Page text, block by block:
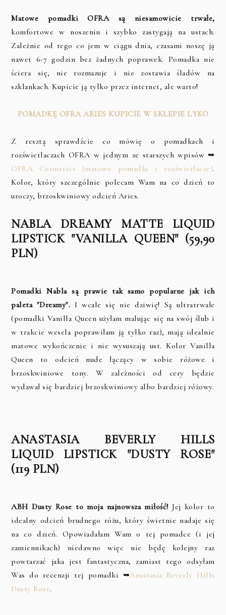
Matowe pomadki OFRA są niesamowicie trwałe,
komfortowe w noszeniu i szybko zastygają na ustach.
Zależnie od tego co jem w ciągu dnia, czasami noszę ją
nawet 6-7 godzin bez żadnych poprawek. Pomadka nie
ściera się, nie rozmazuje i nie zostawia śladów na
szklankach. Kupicie ją tylko przez internet, ale warto!
POMADKĘ OFRA ARIES KUPICIE W SKLEPIE LYKO
Z resztą sprawdźcie co mówię o pomadkach i
rozświetlaczach OFRA w jednym ze starszych wpisów ➥
OFRA Cosmetics (matowe pomadki i rozświetlacze).
Kolor, który szczególnie polecam Wam na co dzień to
uroczy, brzoskwiniowy odcień Aries.
NABLA DREAMY MATTE LIQUID
LIPSTICK "VANILLA QUEEN" (59,90
PLN)
Pomadki Nabla są prawie tak samo popularne jak ich
paleta "Dreamy". I wcale się nie dziwię! Są ultratrwałe
(pomadki Vanilla Queen użyłam malując się na swój ślub i
w trakcie wesela poprawiłam ją tylko raz), mają idealnie
matowe wykończenie i nie wysuszają ust. Kolor Vanilla
Queen to odcień nude łączący w sobie różowe i
brzoskwiniowe tony. W zależności od cery będzie
wydawał się bardziej brzoskwiniowy albo bardziej różowy.
ANASTASIA BEVERLY HILLS
LIQUID LIPSTICK "DUSTY ROSE"
(119 PLN)
ABH Dusty Rose to moja najnowsza miłość! Jej kolor to
idealny odcień brudnego różu, który świetnie nadaje się
na co dzień. Opowiadałam Wam o tej pomadce (i jej
zamiennikach) niedawno więc nie będę kolejny raz
powtarzać jaka jest fantastyczna, zamiast tego odsyłam
Was do recenzji tej pomadki ➥Anastasia Beverly Hills
Dusty Rose.